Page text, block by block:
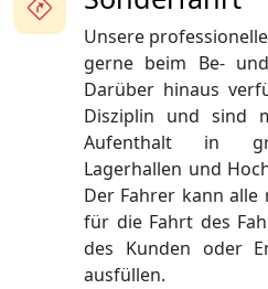
Unsere
gerne beim Be-
Darüber hinaus
Disziplin und sind
Aufenthalt in
Lagerhallen und
Der Fahrer kann
für die Fahrt des
des Kunden oder
ausfüllen.